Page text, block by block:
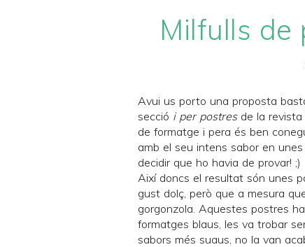
Milfulls de
Avui us porto una proposta
secció i per postres de la revista
de formatge i pera és ben
amb el seu intens sabor en
decidir que ho havia de provar! ;)
Així doncs el resultat són unes
gust dolç, però que a mesura
gorgonzola. Aquestes postres
formatges blaus, les va trobar
sabors més suaus, no la van